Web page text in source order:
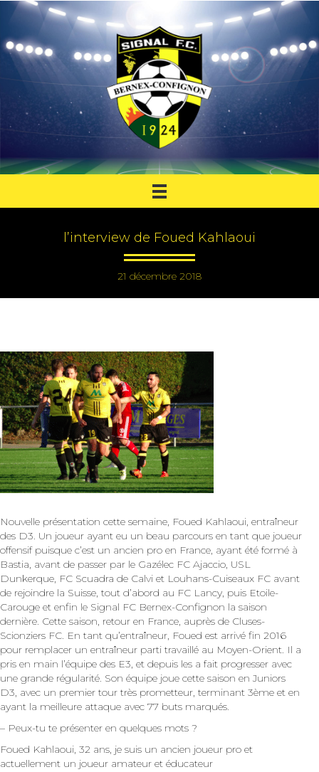
l’interview de Foued Kahlaoui
21 décembre 2018
Nouvelle présentation cette semaine, Foued Kahlaoui, entraîneur
des D3. Un joueur ayant eu un beau parcours en tant que joueur
offensif puisque c’est un ancien pro en France, ayant été formé à
Bastia, avant de passer par le Gazélec FC Ajaccio, USL
Dunkerque, FC Scuadra de Calvi et Louhans-Cuiseaux FC avant
de rejoindre la Suisse, tout d’abord au FC Lancy, puis Etoile-
Carouge et enfin le Signal FC Bernex-Confignon la saison
dernière. Cette saison, retour en France, auprès de Cluses-
Scionziers FC. En tant qu’entraîneur, Foued est arrivé fin 2016
pour remplacer un entraîneur parti travaillé au Moyen-Orient. Il a
pris en main l’équipe des E3, et depuis les a fait progresser avec
une grande régularité. Son équipe joue cette saison en Juniors
D3, avec un premier tour très prometteur, terminant 3ème et en
ayant la meilleure attaque avec 77 buts marqués.
– Peux-tu te présenter en quelques mots ?
Foued Kahlaoui, 32 ans, je suis un ancien joueur pro et
actuellement un joueur amateur et éducateur